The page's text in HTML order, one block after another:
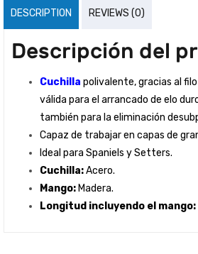
DESCRIPTION REVIEWS (0)
Descripción del
Cuchilla polivalente, gracias al
válida para el arrancado de elo
también para la eliminación
Capaz de trabajar en capas de
Ideal para Spaniels y Setters.
Cuchilla:Acero.
Mango: Madera.
Longitud incluyendo el mango: